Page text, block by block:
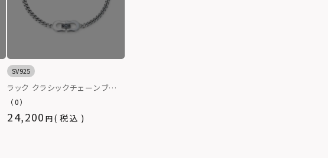
SV925
ラック クラシックチェーンブレス
レット/シルバー925
24,200 税込
（0）